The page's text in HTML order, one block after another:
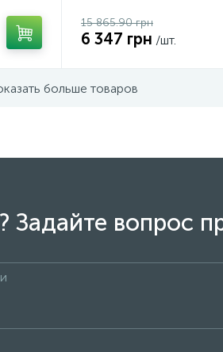
15 865.90 грн
6 347 грн /шт.
больше товаров
Задайте вопрос